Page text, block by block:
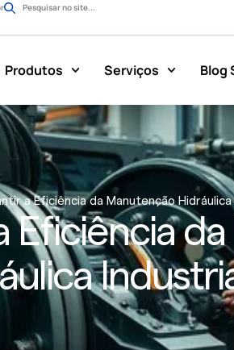
Pesquisar no site...
Produtos Serviços Blog
a Eficiência da Manutenção Hidráulica
Eficiência